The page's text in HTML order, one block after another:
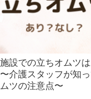
施設での立ちオムツ
介護スタッフが知
ツの注意点〜